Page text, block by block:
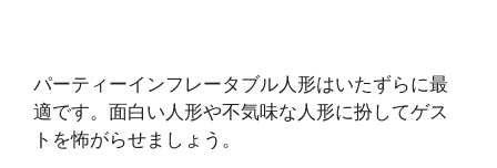
パーティーインフレータブル人形はいたずらに最
適です。面白い人形や不気味な人形に扮してゲス
トを怖がらせましょう。